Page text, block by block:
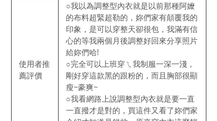
使用者推
薦評價
○我以為調整型內衣就是以前那種阿嬤
的布料超緊超勒的，妳們家有顛覆我的
印象，是可以穿整天卻很包，我滿有信
心的等我兩個月後調整好回來分享照片
給妳們哈!
○完全可以上班穿ㄟ我制服一深一淺，
剛好穿這款黑的跟粉的，而且胸部很顯
瘦~豪爽~
○我看網路上說調整型內衣就是要一直
一直撥才是對的，買這件又看了妳們家